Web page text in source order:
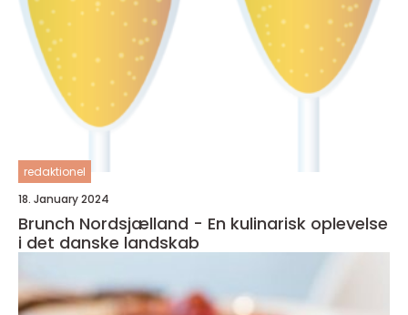
redaktionel
18. January 2024
Brunch Nordsjælland - En kulinarisk oplevelse
i det danske landskab